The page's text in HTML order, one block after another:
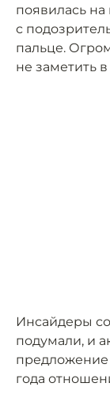
появилась на
с
пальце.
не заметить
Инсайдеры
подумали, и
предложение
года